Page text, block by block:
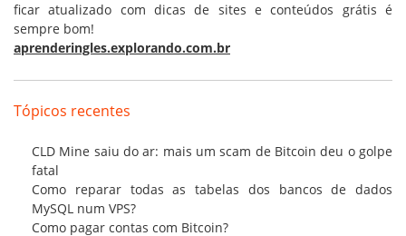
ficar atualizado com dicas de sites e conteúdos grátis é
sempre bom!
aprenderingles.explorando.com.br
Tópicos recentes
CLD Mine saiu do ar: mais um scam de Bitcoin deu o golpe
fatal
Como reparar todas as tabelas dos bancos de dados
MySQL num VPS?
Como pagar contas com Bitcoin?